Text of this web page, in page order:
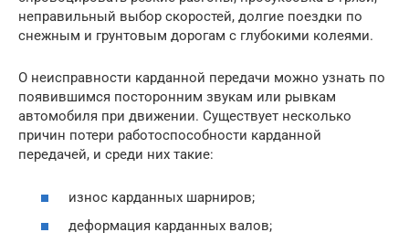
неправильный выбор скоростей, долгие поездки по
снежным и грунтовым дорогам с глубокими колеями.
О неисправности карданной передачи можно узнать по
появившимся посторонним звукам или рывкам
автомобиля при движении. Существует несколько
причин потери работоспособности карданной
передачей, и среди них такие:
износ карданных шарниров;
деформация карданных валов;